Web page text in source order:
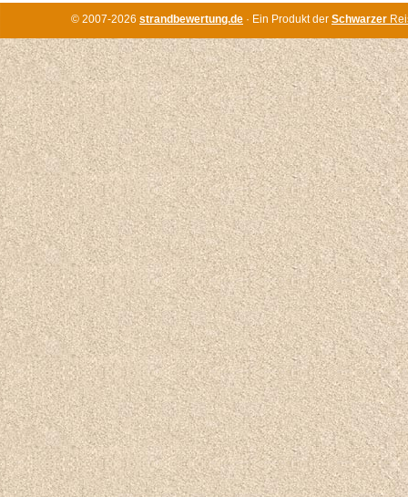
© 2007-2026 strandbewertung.de · Ein Produkt der Schwarzer